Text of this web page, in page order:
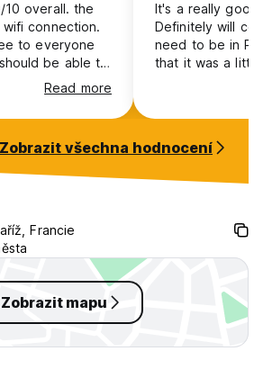
overall. the
connection.
to everyone
be able to
was constantly
a lot of
the time I
are top notch
by
a little far from
you can
freely with
it takes 9-10
center
Read more
It's a really
Definitely will
need to be in
that it was a
Zobrazit všechna hodnocení
Francie
Zobrazit mapu